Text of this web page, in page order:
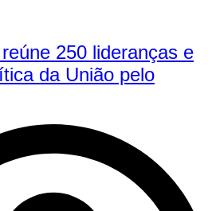
250 lideranças e
da União pelo